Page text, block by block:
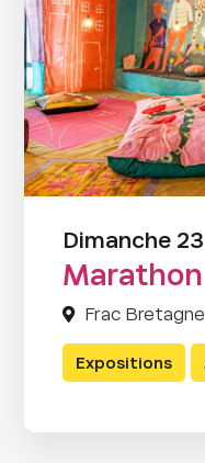
Dimanche
Frac Bretagne
Expositions